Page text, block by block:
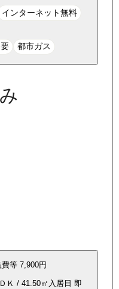
インターネット無料
都市ガス
費等 7,900円
Ｋ / 41.50㎡ 入居日 即